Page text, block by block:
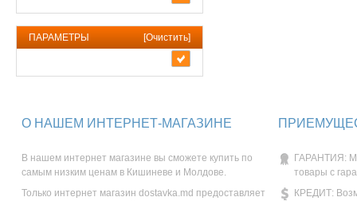
ПАРАМЕТРЫ [Очистить]
О НАШЕМ ИНТЕРНЕТ-МАГАЗИНЕ
В нашем интернет магазине вы сможете купить по
самым низким ценам в Кишиневе и Молдове.
Только интернет магазин dostavka.md предоставляет
ГАРАНТИЯ:
товары с
КРЕДИТ: